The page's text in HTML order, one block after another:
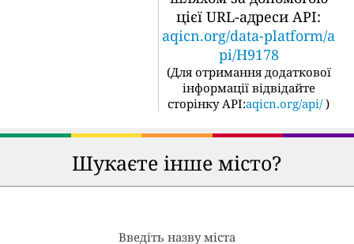
цієї URL-адреси API:
aqicn.org/data-platform/a
pi/H9178
(Для отримання додаткової
інформації відвідайте
сторінку API:aqicn.org/api/ )
Шукаєте інше місто?
Введіть назву міста